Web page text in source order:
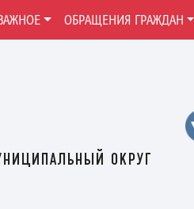
округ
ОБРАЩЕНИЯ ГРАЖДАН